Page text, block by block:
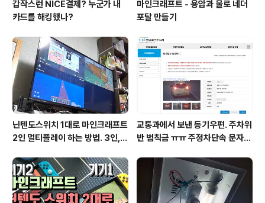
갑작스런 NICE결제? 누군가 내
카드를 해킹했나?
마인크래프트 - 용암과 물로 네더
포탈 만들기
닌텐도스위치 1대로 마인크래프트
2인 멀티플레이 하는 방법. 3인, 4
교통과에서 보낸 등기우편. 주차위
반 범칙금 ㅠㅠ 주정차단속 문자알